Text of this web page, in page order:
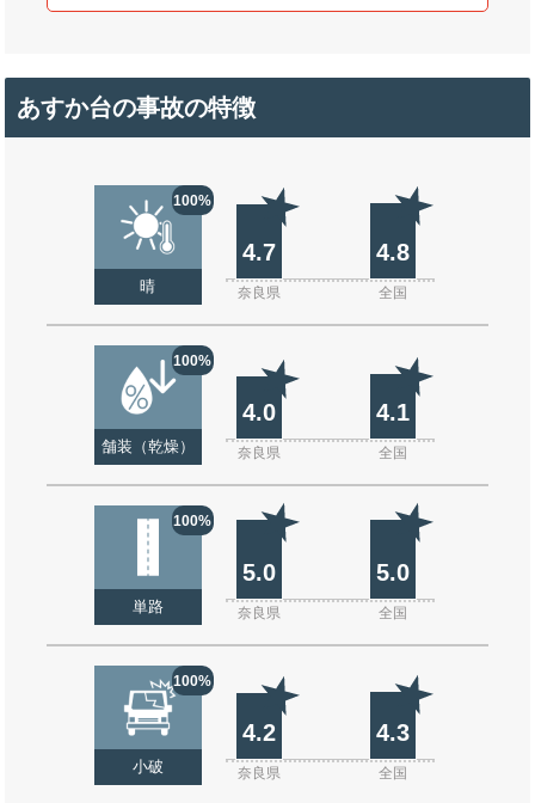
あすか台の事故の特徴
100%
晴
4.7 4.8
奈良県 全国
100%
舗装（乾燥）
4.0 4.1
奈良県 全国
100%
単路
5.0 5.0
奈良県 全国
100%
小破
4.2 4.3
奈良県 全国